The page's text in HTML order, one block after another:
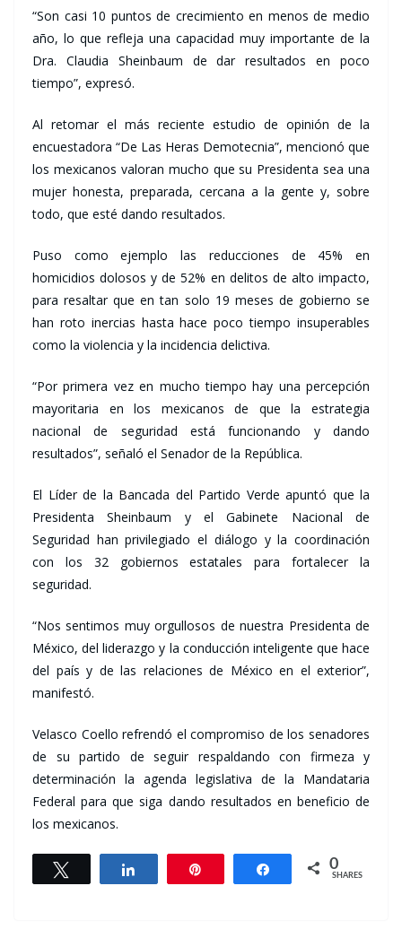
“Son casi 10 puntos de crecimiento en menos de medio
año, lo que refleja una capacidad muy importante de la
Dra. Claudia Sheinbaum de dar resultados en poco
tiempo”, expresó.
Al retomar el más reciente estudio de opinión de la
encuestadora “De Las Heras Demotecnia”, mencionó que
los mexicanos valoran mucho que su Presidenta sea una
mujer honesta, preparada, cercana a la gente y, sobre
todo, que esté dando resultados.
Puso como ejemplo las reducciones de 45% en
homicidios dolosos y de 52% en delitos de alto impacto,
para resaltar que en tan solo 19 meses de gobierno se
han roto inercias hasta hace poco tiempo insuperables
como la violencia y la incidencia delictiva.
“Por primera vez en mucho tiempo hay una percepción
mayoritaria en los mexicanos de que la estrategia
nacional de seguridad está funcionando y dando
resultados”, señaló el Senador de la República.
El Líder de la Bancada del Partido Verde apuntó que la
Presidenta Sheinbaum y el Gabinete Nacional de
Seguridad han privilegiado el diálogo y la coordinación
con los 32 gobiernos estatales para fortalecer la
seguridad.
“Nos sentimos muy orgullosos de nuestra Presidenta de
México, del liderazgo y la conducción inteligente que hace
del país y de las relaciones de México en el exterior”,
manifestó.
Velasco Coello refrendó el compromiso de los senadores
de su partido de seguir respaldando con firmeza y
determinación la agenda legislativa de la Mandataria
Federal para que siga dando resultados en beneficio de
los mexicanos.
Share 0
SHARES